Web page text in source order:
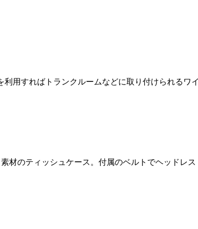
用すればトランクルームなどに取り付けられるワ
材のティッシュケース。付属のベルトでヘッドレ